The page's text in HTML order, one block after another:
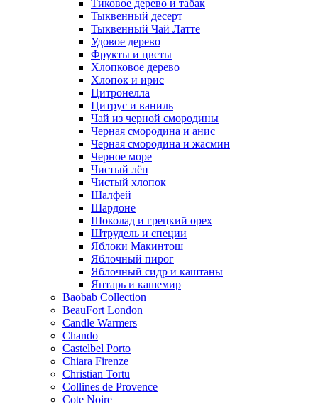
Тиковое дерево и табак
Тыквенный десерт
Тыквенный Чай Латте
Удовое дерево
Фрукты и цветы
Хлопковое дерево
Хлопок и ирис
Цитронелла
Цитрус и ваниль
Чай из черной смородины
Черная смородина и анис
Черная смородина и жасмин
Черное море
Чистый лён
Чистый хлопок
Шалфей
Шардоне
Шоколад и грецкий орех
Штрудель и специи
Яблоки Макинтош
Яблочный пирог
Яблочный сидр и каштаны
Янтарь и кашемир
Baobab Collection
BeauFort London
Candle Warmers
Chando
Castelbel Porto
Chiara Firenze
Christian Tortu
Collines de Provence
Cote Noire